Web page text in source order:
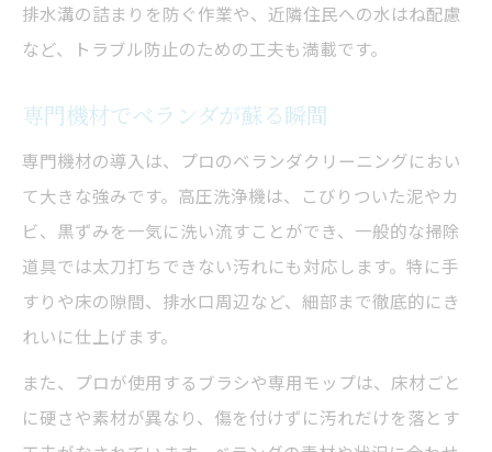
排水溝の詰まりを防ぐ作業や、近隣住民への水はね配慮
など、トラブル防止のための工夫も満載です。
専門機材でベランダが蘇る瞬間
専門機材の導入は、プロのベランダクリーニングにおい
て大きな強みです。高圧洗浄機は、こびりついた泥やカ
ビ、黒ずみを一気に洗い流すことができ、一般的な掃除
道具では太刀打ちできない汚れにも対応します。特に手
すりや床の隙間、排水口周辺など、細部まで徹底的にき
れいに仕上げます。
また、プロが使用するブラシや専用モップは、床材ごと
に硬さや素材が異なり、傷を付けずに汚れだけを落とす